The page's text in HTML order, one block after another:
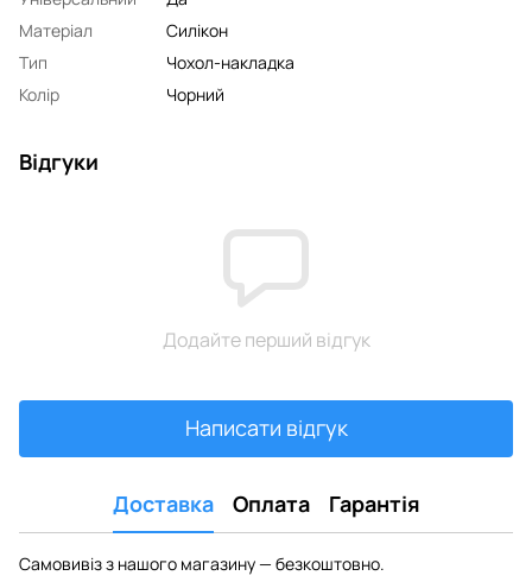
Матеріал
Силікон
Тип
Чохол-накладка
Колір
Чорний
Відгуки
Додайте перший відгук
Написати відгук
Доставка Оплата Гарантія
Самовивіз з нашого магазину — безкоштовно.